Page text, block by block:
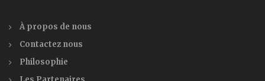
À propos de nous
Contactez nous
Philosophie